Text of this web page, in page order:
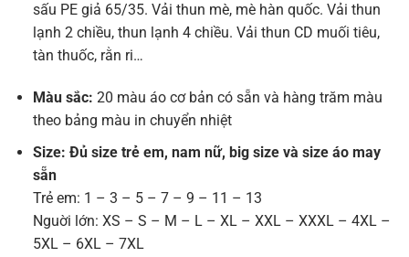
sấu PE giả 65/35. Vải thun mè, mè hàn quốc. Vải thun
lạnh 2 chiều, thun lạnh 4 chiều. Vải thun CD muối tiêu,
tàn thuốc, rằn ri…
Màu sắc: 20 màu áo cơ bản có sẵn và hàng trăm màu
theo bảng màu in chuyển nhiệt
Size: Đủ size trẻ em, nam nữ, big size và size áo may
sẵn
Trẻ em: 1 – 3 – 5 – 7 – 9 – 11 – 13
Nguời lớn: XS – S – M – L – XL – XXL – XXXL – 4XL –
5XL – 6XL – 7XL